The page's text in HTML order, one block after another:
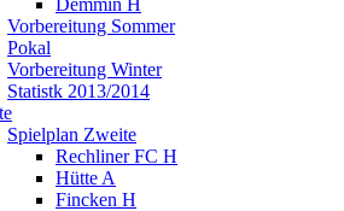
Demmin H
Vorbereitung Sommer
Pokal
Vorbereitung Winter
Statistk 2013/2014
Spielplan Zweite
Rechliner FC H
Hütte A
Fincken H